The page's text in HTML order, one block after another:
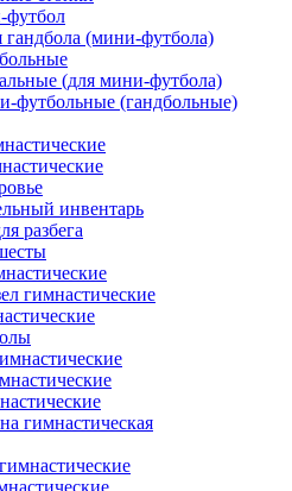
гандбола (мини-футбола)
(для мини-футбола)
футбольные (гандбольные)
инвентарь
разбега
гимнастические
гимнастическая